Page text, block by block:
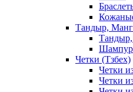
Тандыр,
Четки (Тзбех)
Четки
Четки